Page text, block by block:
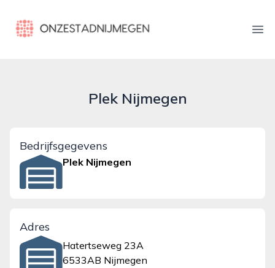
onzestadnijmegen.nl
Plek Nijmegen
Bedrijfsgegevens
Plek Nijmegen
Adres
Hatertseweg 23A
6533AB Nijmegen